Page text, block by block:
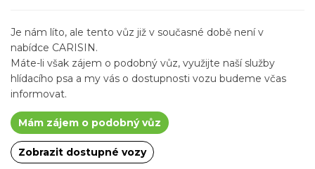
Je nám líto, ale tento vůz již v současné době není v
nabídce CARISIN.
Máte-li však zájem o podobný vůz, využijte naší služby
hlídacího psa a my vás o dostupnosti vozu budeme včas
informovat.
Mám zájem o podobný vůz
Zobrazit dostupné vozy